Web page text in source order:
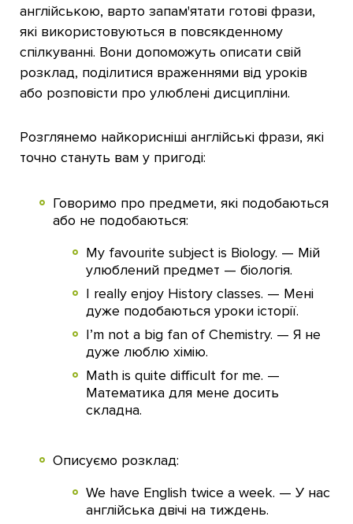
англійською, варто запам'ятати готові фрази,
які використовуються в повсякденному
спілкуванні. Вони допоможуть описати свій
розклад, поділитися враженнями від уроків
або розповісти про улюблені дисципліни.
Розглянемо найкорисніші англійські фрази, які
точно стануть вам у пригоді:
Говоримо про предмети, які подобаються
або не подобаються:
My favourite subject is Biology. — Мій
улюблений предмет — біологія.
I really enjoy History classes. — Мені
дуже подобаються уроки історії.
I’m not a big fan of Chemistry. — Я не
дуже люблю хімію.
Math is quite difficult for me. —
Математика для мене досить
складна.
Описуємо розклад:
We have English twice a week. — У нас
англійська двічі на тиждень.